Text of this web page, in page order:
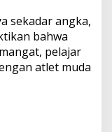
sekadar angka,
bahwa
pelajar
atlet muda